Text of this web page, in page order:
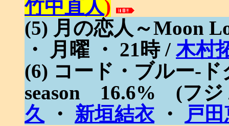
竹中直人)
(5) 月の恋人～Moon
・ 月曜 ・ 21時 / 木村
(6) コード・ブルー-
season 16.6% (フジ
久 ・ 新垣結衣 ・ 戸